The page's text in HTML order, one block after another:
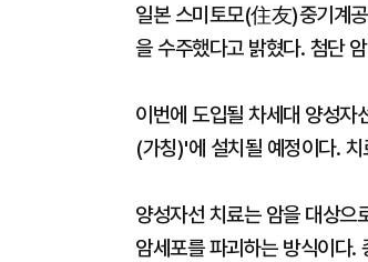
일본 스미토모(住友)중기계
을 수주했다고 밝혔다. 첨단
이번에 도입될 차세대 양성자
(가칭)'에 설치될 예정이다.
양성자선 치료는 암을 대상으
암세포를 파괴하는 방식이다.